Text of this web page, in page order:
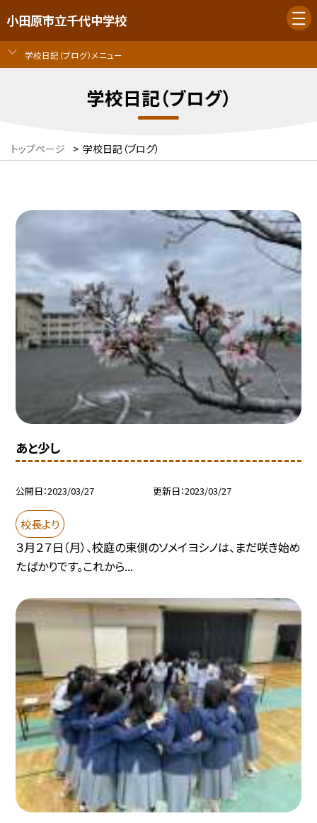
小田原市立千代中学校
学校日記（ブログ）メニュー
学校日記（ブログ）
トップページ > 学校日記（ブログ）
あと少し
公開日 2023/03/27 更新日 2023/03/27
校長より
３月２７日（月）、校庭の東側のソメイヨシノは、まだ咲き始め
たばかりです。これから...